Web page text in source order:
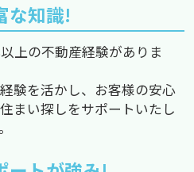
な知識!
上の不動産経験がありま
験を活かし、お客様の安心
まい探しをサポートいたし